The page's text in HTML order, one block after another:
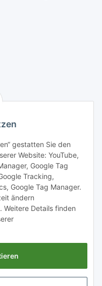
gestatten Sie den
Website: YouTube,
Google Tag
Tracking,
Google Tag Manager.
ändern
Details finden